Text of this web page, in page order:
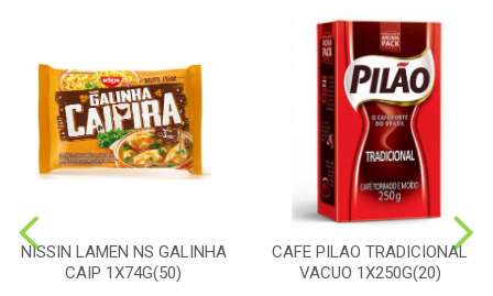
NISSIN LAMEN NS GALINHA
CAIP 1X74G(50)
CAFE PILAO TRADICIONAL
VACUO 1X250G(20)